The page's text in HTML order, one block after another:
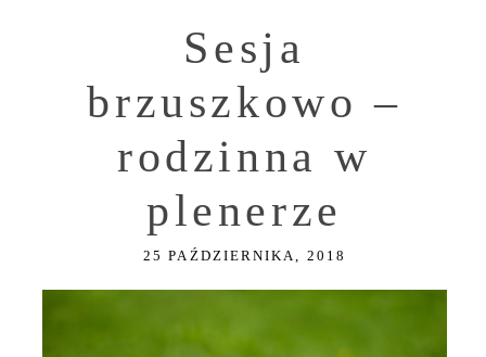
Sesja
brzuszkowo –
rodzinna w
plenerze
25 PAŹDZIERNIKA, 2018